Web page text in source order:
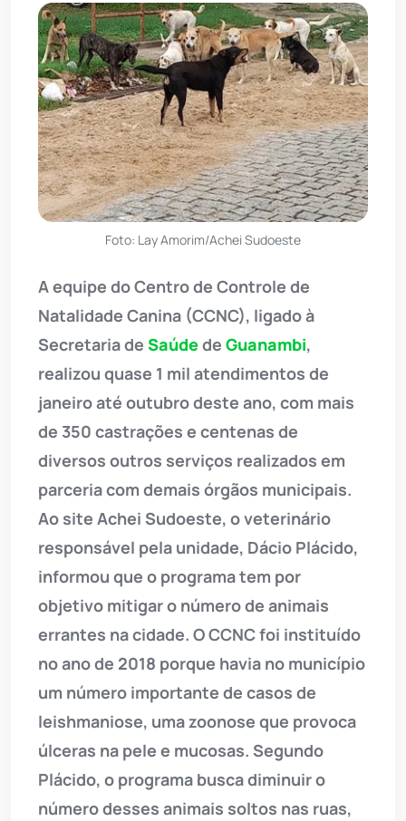
Foto: Lay Amorim/Achei Sudoeste
A equipe do Centro de Controle de
Natalidade Canina (CCNC), ligado à
Secretaria de Saúdede Guanambi,
realizou quase 1 mil atendimentos de
janeiro até outubro deste ano, com mais
de 350 castrações e centenas de
diversos outros serviços realizados em
parceria com demais órgãos municipais.
Ao site Achei Sudoeste, o veterinário
responsável pela unidade, Dácio Plácido,
informou que o programa tem por
objetivo mitigar o número de animais
errantes na cidade. O CCNC foi instituído
no ano de 2018 porque havia no município
um número importante de casos de
leishmaniose, uma zoonose que provoca
úlceras na pele e mucosas. Segundo
Plácido, o programa busca diminuir o
número desses animais soltos nas ruas,